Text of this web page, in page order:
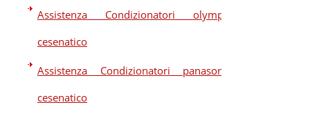
Assistenza Condizionatori olympic
cesenatico
Assistenza Condizionatori panasonic
cesenatico